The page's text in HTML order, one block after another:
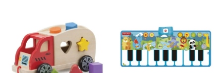
Diverse
Păpuși
Mașinuțe